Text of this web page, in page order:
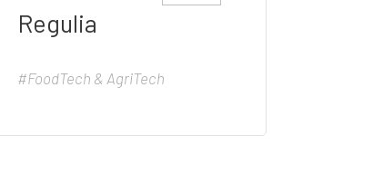
Regulia
#FoodTech & AgriTech